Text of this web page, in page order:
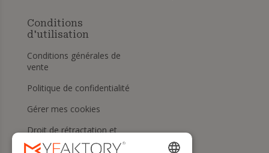
Conditions
d'utilisation
Conditions générales de
vente
Politique de confidentialité
Gérer mes cookies
Droit de rétractation et
retours